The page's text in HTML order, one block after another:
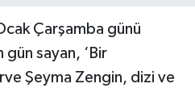
Çarşamba günü
sayan, ‘Bir
Şeyma Zengin, dizi ve